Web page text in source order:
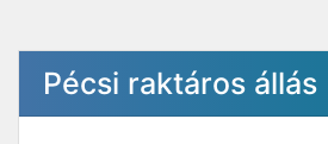
Pécsi raktáros állás